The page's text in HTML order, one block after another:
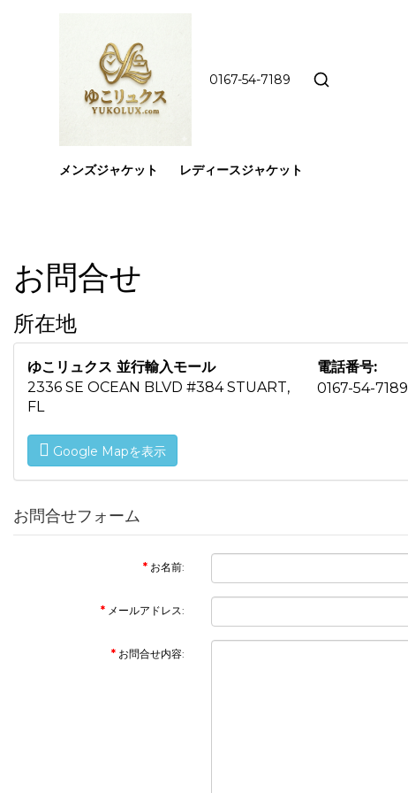
0167-54-7189
メンズジャケット レディースジャケット
お問合せ
所在地
ゆこリュクス 並行輸入モール
2336 SE OCEAN BLVD #384 STUART,
FL
Google Mapを表示
電話番号:
0167-54-7189
お問合せフォーム
お名前:
メールアドレス:
お問合せ内容: